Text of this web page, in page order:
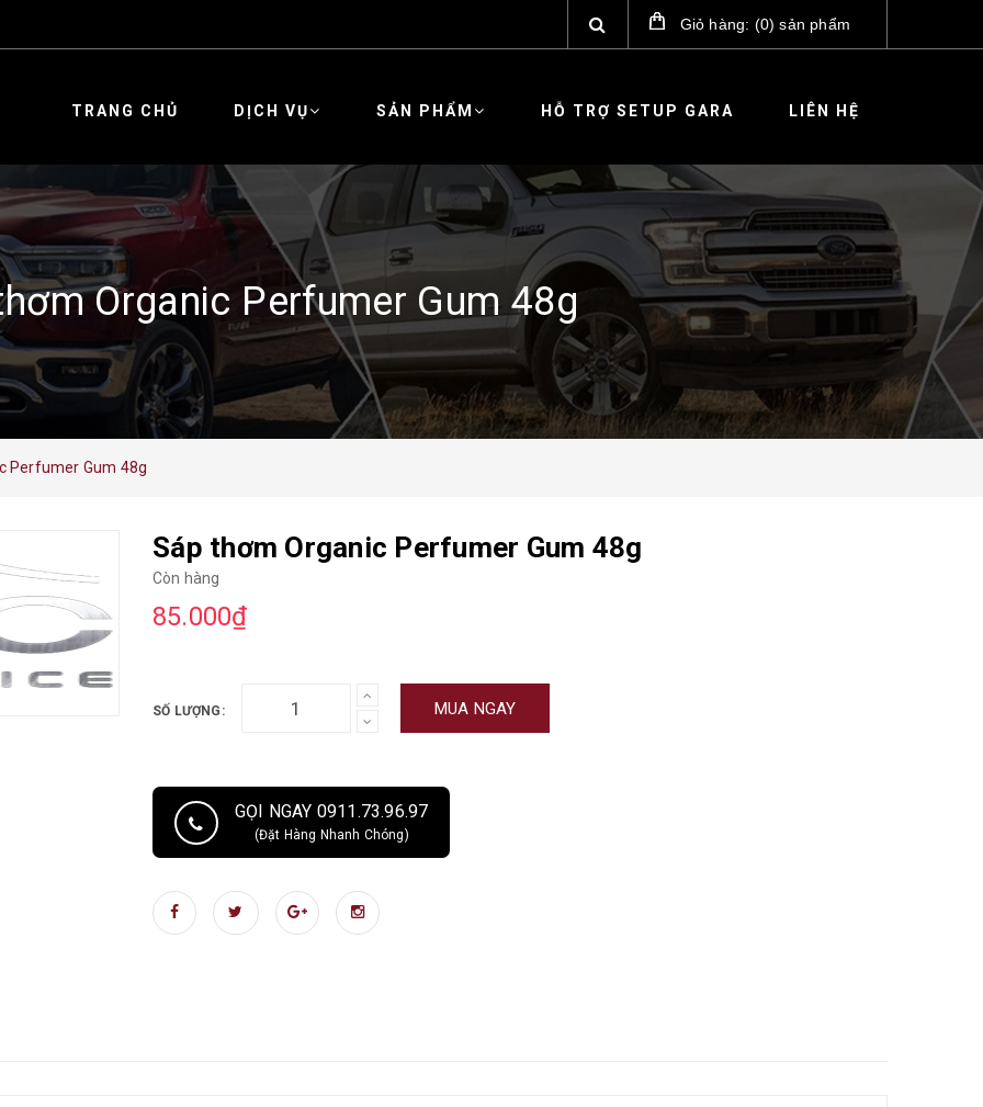
Giỏ hàng: (0)sản phẩm
TRANG CHỦ DỊCH VỤ SẢN PHẨM HỖ TRỢ SETUP GARA LIÊN HỆ
Organic Perfumer Gum 48g
Perfumer Gum 48g
Sáp thơm Organic Perfumer Gum 48g
Còn hàng
85.000₫
SỐ LƯỢNG: MUA NGAY
GỌI NGAY 0911.73.96.97
(Đặt Hàng Nhanh Chóng)